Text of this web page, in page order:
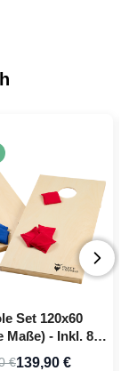
Set 120x60
Maße) - Inkl. 8
PartyVikings
€139,90 €